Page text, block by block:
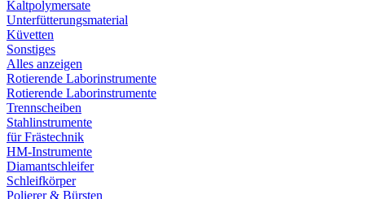
Kaltpolymersate
Unterfütterungsmaterial
Küvetten
Sonstiges
Alles anzeigen
Rotierende Laborinstrumente
Rotierende Laborinstrumente
Trennscheiben
Stahlinstrumente
für Frästechnik
HM-Instrumente
Diamantschleifer
Schleifkörper
Polierer & Bürsten